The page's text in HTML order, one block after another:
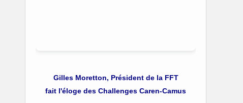
Gilles Moretton, Président de la FFT
fait l'éloge des Challenges Caren-Camus